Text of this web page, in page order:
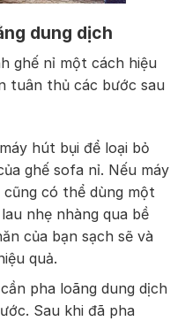
dung dịch
ghế nỉ một cách hiệu
tuân thủ các bước sau
hút bụi để loại bỏ
ghế sofa nỉ. Nếu máy
có thể dùng một
nhẹ nhàng qua bề
của bạn sạch sẽ và
quả.
pha loãng dung dịch
Sau khi đã pha